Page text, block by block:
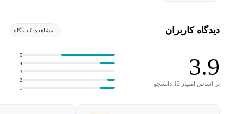
دیدگاه کاربران مشاهده 6 دیدگاه
3.9
بر اساس امتیاز 12 دانشجو
1
2
3
4
5